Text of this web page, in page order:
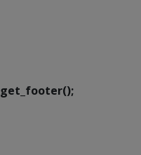
get_footer();